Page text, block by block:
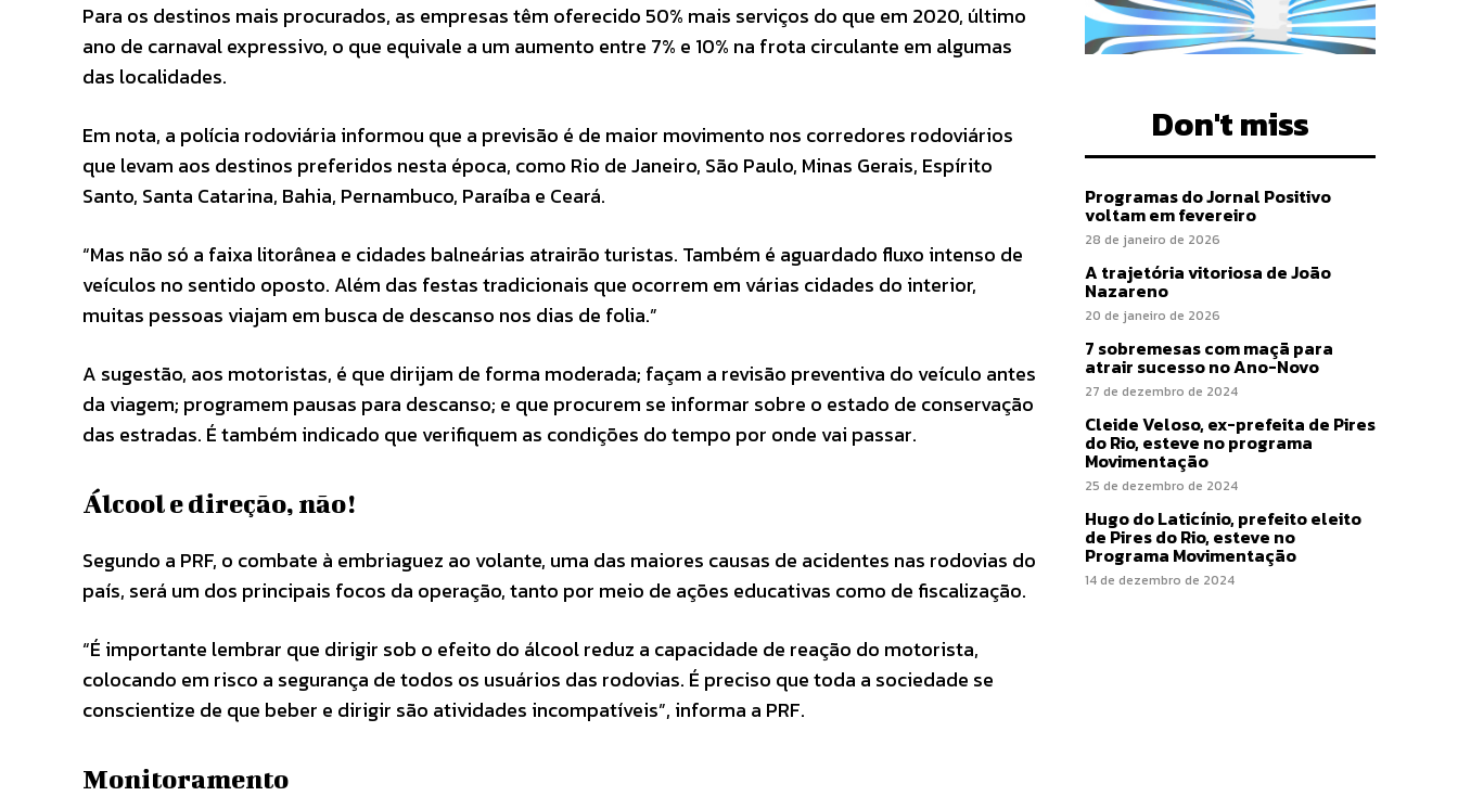
Para os destinos mais procurados, as empresas têm oferecido 50% mais serviços do que em 2020, último
ano de carnaval expressivo, o que equivale a um aumento entre 7% e 10% na frota circulante em algumas
das localidades.
Em nota, a polícia rodoviária informou que a previsão é de maior movimento nos corredores rodoviários
que levam aos destinos preferidos nesta época, como Rio de Janeiro, São Paulo, Minas Gerais, Espírito
Santo, Santa Catarina, Bahia, Pernambuco, Paraíba e Ceará.
“Mas não só a faixa litorânea e cidades balneárias atrairão turistas. Também é aguardado fluxo intenso de
veículos no sentido oposto. Além das festas tradicionais que ocorrem em várias cidades do interior,
muitas pessoas viajam em busca de descanso nos dias de folia.”
A sugestão, aos motoristas, é que dirijam de forma moderada; façam a revisão preventiva do veículo antes
da viagem; programem pausas para descanso; e que procurem se informar sobre o estado de conservação
das estradas. É também indicado que verifiquem as condições do tempo por onde vai passar.
Álcool e direção, não!
Segundo a PRF, o combate à embriaguez ao volante, uma das maiores causas de acidentes nas rodovias do
país, será um dos principais focos da operação, tanto por meio de ações educativas como de fiscalização.
“É importante lembrar que dirigir sob o efeito do álcool reduz a capacidade de reação do motorista,
colocando em risco a segurança de todos os usuários das rodovias. É preciso que toda a sociedade se
conscientize de que beber e dirigir são atividades incompatíveis”, informa a PRF.
Monitoramento
Don't miss
Programas do Jornal Positivo
voltam em fevereiro
28 de janeiro de 2026
A trajetória vitoriosa de João
Nazareno
20 de janeiro de 2026
7 sobremesas com maçã para
atrair sucesso no Ano-Novo
27 de dezembro de 2024
Cleide Veloso, ex-prefeita de Pires
do Rio, esteve no programa
Movimentação
25 de dezembro de 2024
Hugo do Laticínio, prefeito eleito
de Pires do Rio, esteve no
Programa Movimentação
14 de dezembro de 2024